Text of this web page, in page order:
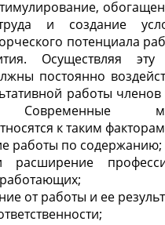
и создание
потенциала
Осуществляя эту
постоянно
работы членов
Современные
к таким
работы по содержанию;
от работы и ее